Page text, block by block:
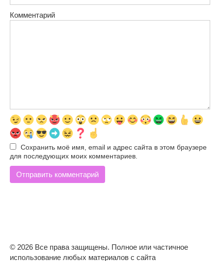
Комментарий
Сохранить моё имя, email и адрес сайта в этом браузере
для последующих моих комментариев.
© 2026 Все права защищены. Полное или частичное
использование любых материалов с сайта